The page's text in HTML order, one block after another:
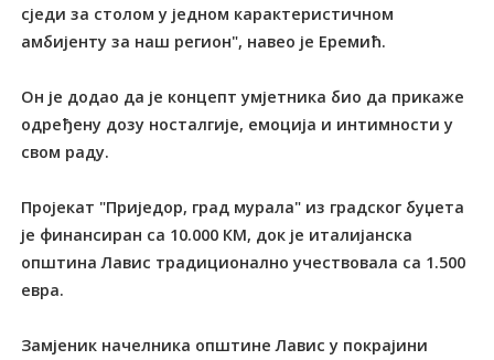
сједи за столом у једном карактеристичном
амбијенту за наш регион", навео је Еремић.
Он је додао да је концепт умјетника био да прикаже
одређену дозу носталгије, емоција и интимности у
свом раду.
Пројекат "Приједор, град мурала" из градског буџета
је финансиран са 10.000 КМ, док је италијанска
општина Лавис традиционално учествовала са 1.500
евра.
Замјеник начелника општине Лавис у покрајини